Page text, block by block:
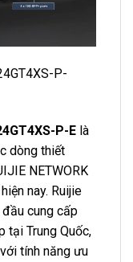
P-
P-E là
dòng thiết
NETWORK
nay. Ruijie
cung cấp
tại Trung Quốc,
tính năng ưu